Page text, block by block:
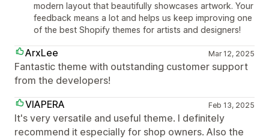
modern layout that beautifully showcases artwork. Your
feedback means a lot and helps us keep improving one
of the best Shopify themes for artists and designers!
ArxLee Mar 12, 2025
Fantastic theme with outstanding customer support
from the developers!
VIAPERA
Feb 13, 2025
It's very versatile and useful theme. I definitely
recommend it especially for shop owners. Also the